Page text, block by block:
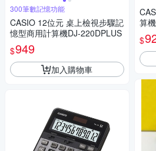
300筆數記憶功能
CASIO 12位元 桌上檢視步驟記
憶型商用計算機DJ-220DPLUS
$949
加入購物車
CASIO 第二代12
算
$